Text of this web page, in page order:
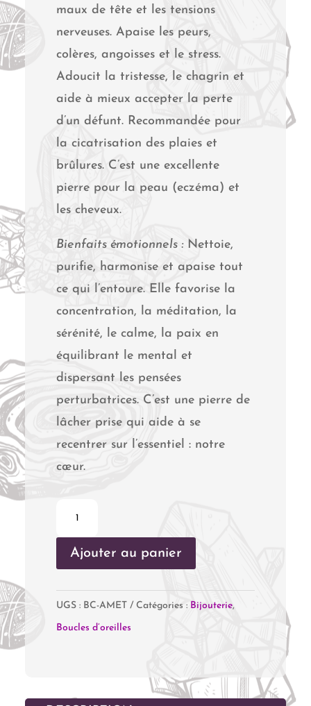
maux de tête et les tensions
nerveuses. Apaise les peurs,
colères, angoisses et le stress.
Adoucit la tristesse, le chagrin et
aide à mieux accepter la perte
d’un défunt. Recommandée pour
la cicatrisation des plaies et
brûlures. C’est une excellente
pierre pour la peau (eczéma) et
les cheveux.
Bienfaits émotionnels :Nettoie,
purifie, harmonise et apaise tout
ce qui l’entoure. Elle favorise la
concentration, la méditation, la
sérénité, le calme, la paix en
équilibrant le mental et
dispersant les pensées
perturbatrices. C’est une pierre de
lâcher prise qui aide à se
recentrer sur l’essentiel : notre
cœur.
Clous
Améthyste
Ajouter au panier
UGS : BC-AMET Catégories : Bijouterie,
Boucles d’oreilles